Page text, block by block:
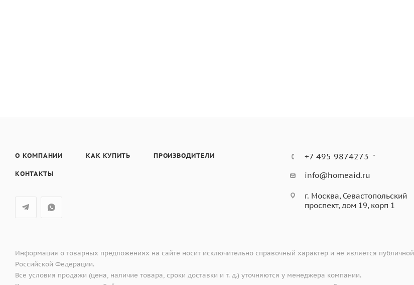
О КОМПАНИИ КАК КУПИТЬ ПРОИЗВОДИТЕЛИ
КОНТАКТЫ
+7 495 9874273
info@homeaid.ru
г. Москва, Севастопольский
проспект, дом 19, корп 1
Информация о товарных предложениях на сайте носит исключительно справочный характер и не является
Российской Федерации.
Все условия продажи (цена, наличие товара, сроки доставки и т. д.) уточняются у менеджера компании.